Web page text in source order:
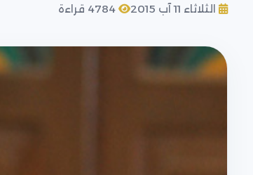
الثلاثاء 11 آب 2015